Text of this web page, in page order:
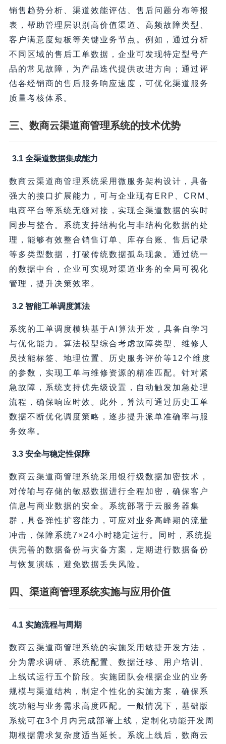
销售趋势分析、渠道效能评估、售后问题分布等报
表，帮助管理层识别高价值渠道、高频故障类型、
客户满意度短板等关键业务节点。例如，通过分析
不同区域的售后工单数据，企业可发现特定型号产
品的常见故障，为产品迭代提供改进方向；通过评
估各经销商的售后服务响应速度，可优化渠道服务
质量考核体系。
三、数商云渠道商管理系统的技术优势
3.1 全渠道数据集成能力
数商云渠道商管理系统采用微服务架构设计，具备
强大的接口扩展能力，可与企业现有ERP、CRM、
电商平台等系统无缝对接，实现全渠道数据的实时
同步与整合。系统支持结构化与非结构化数据的处
理，能够有效整合销售订单、库存台账、售后记录
等多类型数据，打破传统数据孤岛现象。通过统一
的数据中台，企业可实现对渠道业务的全局可视化
管理，提升决策效率。
3.2 智能工单调度算法
系统的工单调度模块基于AI算法开发，具备自学习
与优化能力。算法模型综合考虑故障类型、维修人
员技能标签、地理位置、历史服务评价等12个维度
的参数，实现工单与维修资源的精准匹配。针对紧
急故障，系统支持优先级设置，自动触发加急处理
流程，确保响应时效。此外，算法可通过历史工单
数据不断优化调度策略，逐步提升派单准确率与服
务效率。
3.3 安全与稳定性保障
数商云渠道商管理系统采用银行级数据加密技术，
对传输与存储的敏感数据进行全程加密，确保客户
信息与商业数据的安全。系统部署于云服务器集
群，具备弹性扩容能力，可应对业务高峰期的流量
冲击，保障系统7×24小时稳定运行。同时，系统提
供完善的数据备份与灾备方案，定期进行数据备份
与恢复演练，避免数据丢失风险。
四、渠道商管理系统实施与应用价值
4.1 实施流程与周期
数商云渠道商管理系统的实施采用敏捷开发方法，
分为需求调研、系统配置、数据迁移、用户培训、
上线试运行五个阶段。实施团队会根据企业的业务
规模与渠道结构，制定个性化的实施方案，确保系
统功能与业务需求高度匹配。一般情况下，基础版
系统可在3个月内完成部署上线，定制化功能开发周
期根据需求复杂度适当延长。系统上线后，数商云